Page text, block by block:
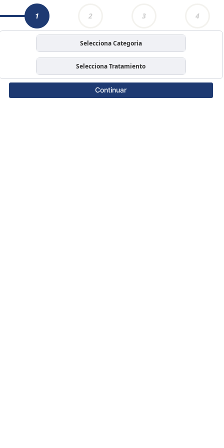
1 2 3 4
Selecciona Categoria
Selecciona Tratamiento
Continuar